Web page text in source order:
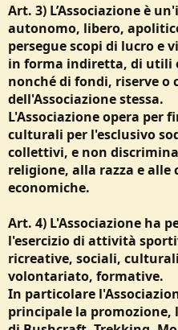
Art. 3) L’Associazione è
autonomo, libero,
persegue scopi di lucro e
in forma indiretta, di utili
nonché di fondi, riserve
dell'Associazione stessa.
L'Associazione opera per
culturali per l'esclusivo
collettivi, e non
religione, alla razza e alle
economiche.
Art. 4) L'Associazione ha
l'esercizio di attività
ricreative, sociali,
volontariato, formative.
In particolare
principale la promozione,